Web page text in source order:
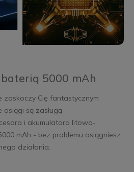
5000 mAh
zaskoczy Cię fantastycznym
osiągi są zasługą
i akumulatora litowo-
mAh - bez problemu osiągniesz
działania.